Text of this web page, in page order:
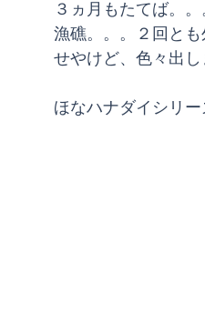
３ヵ月もたてば。
漁礁。。。２回と
せやけど、色々出し
ほなハナダイシリ